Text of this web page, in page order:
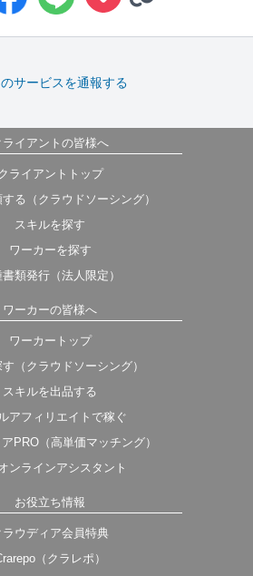
のサービスを通報する
ライアントの皆様へ
ライアントトップ
る（クラウドソーシング）
スキルを探す
ワーカーを探す
類発行（法人限定）
ワーカーの皆様へ
ワーカートップ
（クラウドソーシング）
スキルを出品する
アフィリエイトで稼ぐ
PRO（高単価マッチング）
ンラインアシスタント
お役立ち情報
ラウディア会員特典
（クラレポ）